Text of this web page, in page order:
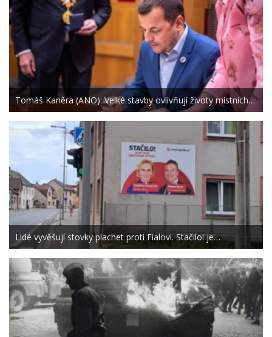
Tomáš Kaněra (ANO): Velké stavby ovlivňují životy místních…
Lidé vyvěšují stovky plachet proti Fialovi. Stačilo! je…